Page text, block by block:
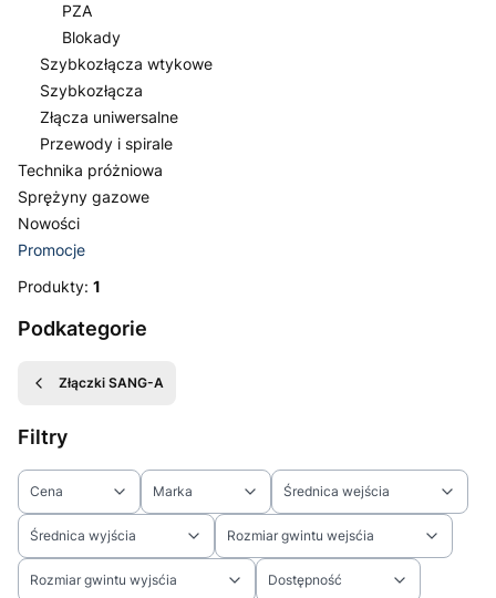
PZA
Blokady
Szybkozłącza wtykowe
Szybkozłącza
Złącza uniwersalne
Przewody i spirale
Technika próżniowa
Sprężyny gazowe
Nowości
Promocje
Koniec menu
Produkty: 1
Podkategorie
Złączki SANG-A
Filtry
Cena Marka Średnica wejścia
Średnica wyjścia Rozmiar gwintu wejsćia
Rozmiar gwintu wyjsćia Dostępność